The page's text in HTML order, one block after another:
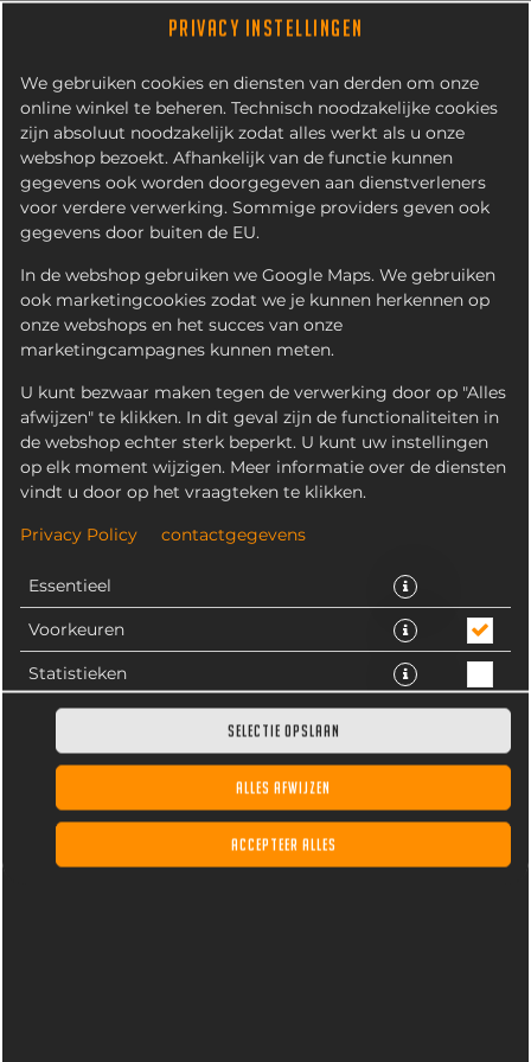
PRIVACY INSTELLINGEN
We gebruiken cookies en diensten van derden om onze
online winkel te beheren. Technisch noodzakelijke cookies
zijn absoluut noodzakelijk zodat alles werkt als u onze
webshop bezoekt. Afhankelijk van de functie kunnen
gegevens ook worden doorgegeven aan dienstverleners
voor verdere verwerking. Sommige providers geven ook
gegevens door buiten de EU.
In de webshop gebruiken we Google Maps. We gebruiken
ook marketingcookies zodat we je kunnen herkennen op
onze webshops en het succes van onze
marketingcampagnes kunnen meten.
U kunt bezwaar maken tegen de verwerking door op "Alles
afwijzen" te klikken. In dit geval zijn de functionaliteiten in
de webshop echter sterk beperkt. U kunt uw instellingen
op elk moment wijzigen. Meer informatie over de diensten
vindt u door op het vraagteken te klikken.
Privacy Policy contactgegevens
Essentieel
Voorkeuren
Statistieken
SELECTIE OPSLAAN
ALLES AFWIJZEN
ACCEPTEER ALLES
CLASSIC AMERICAN
CHICKEN STRIPS (3 STUKS)
Deze strips worden ook wel tenders genoemd. Ze
worden gemaakt van het haasje dat aan de binnenkant
van een kipfilet zit. Deze XL-strips zijn gemarineerd
met unieke kruiden. Ze zijn van binnen mals en van